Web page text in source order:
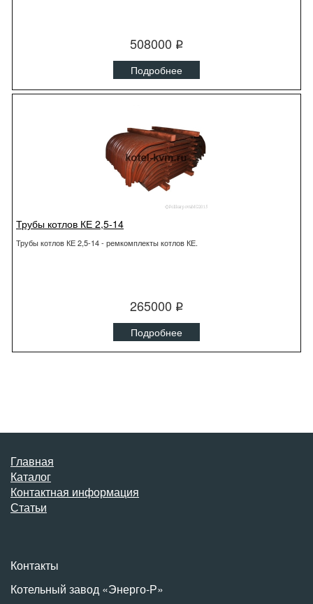
508000 q
Подробнее
Трубы котлов КЕ 2,5-14
Трубы котлов КЕ 2,5-14 - ремкомплекты котлов КЕ.
265000 q
Подробнее
Главная
Каталог
Контактная информация
Статьи
Контакты
Котельный завод «Энерго-Р»